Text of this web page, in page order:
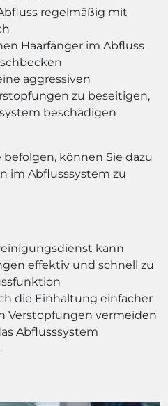
regelmäßig mit
Haarfänger im Abfluss
aggressiven
zu beseitigen,
beschädigen
können Sie dazu
im Abflusssystem zu
kann
effektiv und schnell zu
die Einhaltung einfacher
Verstopfungen vermeiden
Abflusssystem